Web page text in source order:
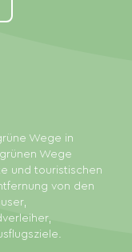
Wege in
Wege
und touristischen
von den